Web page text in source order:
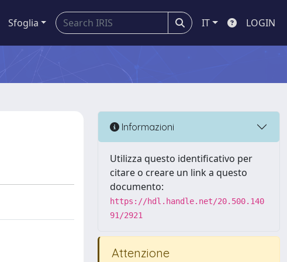
Sfoglia IT LOGIN
Informazioni
Utilizza questo identificativo per
citare o creare un link a questo
documento:
https://hdl.handle.net/20.500.140
91/2921
Attenzione